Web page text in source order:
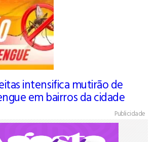
intensifica mutirão de
em bairros da cidade
Publicidade